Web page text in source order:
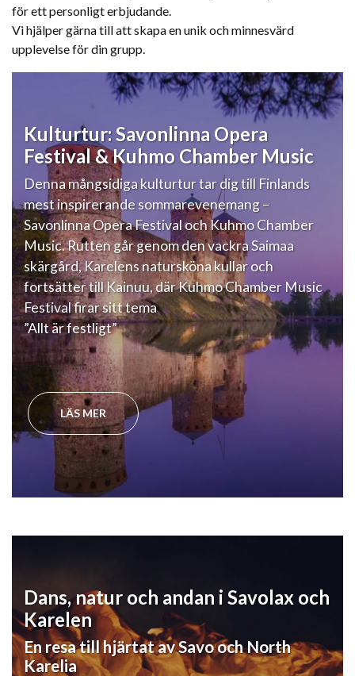
för ett personligt erbjudande.
Vi hjälper gärna till att skapa en unik och minnesvärd
upplevelse för din grupp.
Kulturtur: Savonlinna Opera
Festival & Kuhmo Chamber Music
Denna mångsidiga kulturtur tar dig till Finlands
mest inspirerande sommarevenemang –
Savonlinna Opera Festival och Kuhmo Chamber
Music. Rutten går genom den vackra Saimaa
skärgård, Karelens natursköna kullar och
fortsätter till Kainuu, där Kuhmo Chamber Music
Festival firar sitt tema
”Allt är festligt”
LÄS MER
Dans, natur och andan i Savolax och
Karelen
En resa till hjärtat av Savo och North
Karelia